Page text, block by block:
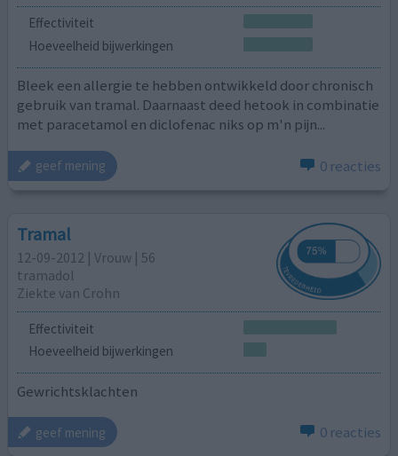
Effectiviteit
Hoeveelheid bijwerkingen
Bleek een allergie te hebben ontwikkeld door chronisch
gebruik van tramal. Daarnaast deed hetook in combinatie
met paracetamol en diclofenac niks op m'n pijn...
geef mening 0 reacties
Tramal
12-09-2012 | Vrouw | 56
tramadol
Ziekte van Crohn
Effectiviteit
Hoeveelheid bijwerkingen
Gewrichtsklachten
geef mening 0 reacties